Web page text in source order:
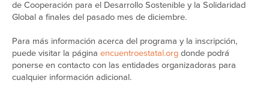
de Cooperación para el Desarrollo Sostenible y la Solidaridad
Global a finales del pasado mes de diciembre.
Para más información acerca del programa y la inscripción,
puede visitar la página encuentroestatal.org donde podrá
ponerse en contacto con las entidades organizadoras para
cualquier información adicional.